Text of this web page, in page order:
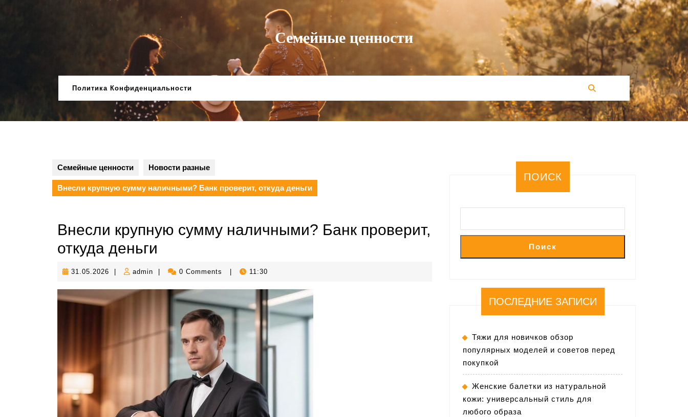
Семейные ценности
Политика Конфиденциальности
Семейные ценности Новости разные
Внесли крупную сумму наличными? Банк проверит, откуда деньги
Внесли крупную сумму наличными? Банк проверит,
откуда деньги
31.05.2026 31.05.2026
admin admin 0 Comments 11:30
ПОИСК
Поиск
ПОСЛЕДНИЕ ЗАПИСИ
Тяжи для новичков обзор
популярных моделей и советов перед
покупкой
Женские балетки из натуральной
кожи: универсальный стиль для
любого образа